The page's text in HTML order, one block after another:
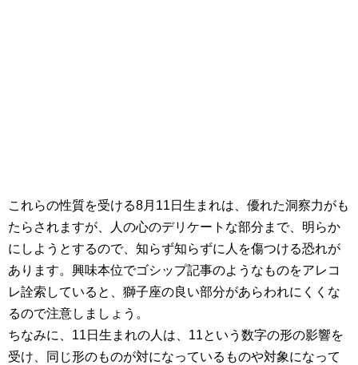
これらの性質を受ける8月11日生まれは、優れた洞察力がも
たらされますが、人の心のデリケートな部分まで、明らか
にしようとするので、知らず知らずに人を傷つける恐れが
あります。興味本位でゴシップ記事のようなものをアレコ
レ詮索していると、獅子座の良い部分があらわれにくくな
るので注意しましょう。
ちなみに、11日生まれの人は、11という数字の形の影響を
受け、同じ形のものが対になっているものや対象になって